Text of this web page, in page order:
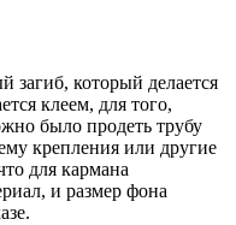
загиб, который делается
клеем, для того,
было продеть трубу
крепления или другие
для кармана
и размер фона